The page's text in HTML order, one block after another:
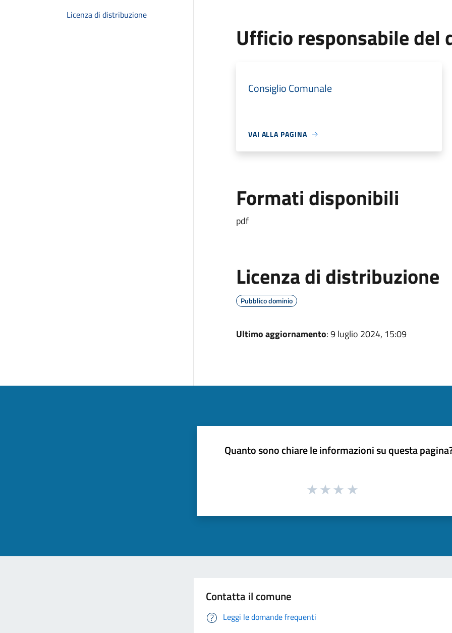
Licenza di distribuzione
Ufficio responsabile del
Consiglio Comunale
VAI ALLA PAGINA
Formati disponibili
pdf
Licenza di distribuzione
Pubblico dominio
Ultimo aggiornamento: 9 luglio 2024, 15:09
Quanto sono chiare le informazioni su questa
Contatta il comune
Leggi le domande frequenti